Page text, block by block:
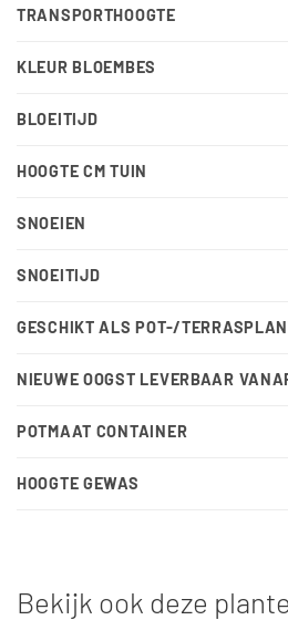
TRANSPORTHOOGTE
KLEUR BLOEMBES
BLOEITIJD
HOOGTE CM TUIN
SNOEIEN
SNOEITIJD
GESCHIKT ALS POT-/
NIEUWE OOGST LEVERBAAR
POTMAAT CONTAINER
HOOGTE GEWAS
Bekijk ook deze